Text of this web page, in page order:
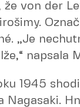
že von der
„Je
napsala
1945
Nagasaki.